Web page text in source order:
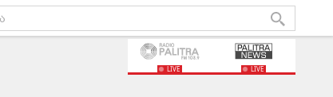
LIVE LIVE